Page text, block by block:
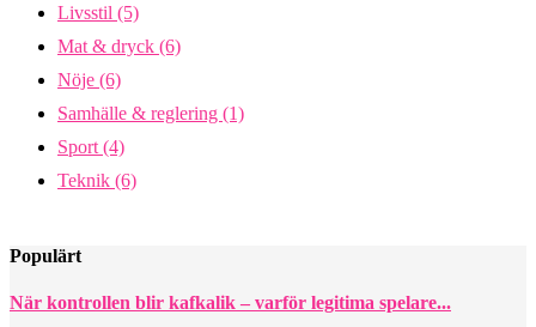
Livsstil (5)
Mat & dryck (6)
Nöje (6)
Samhälle & reglering (1)
Sport (4)
Teknik (6)
Populärt
När kontrollen blir kafkalik – varför legitima spelare...